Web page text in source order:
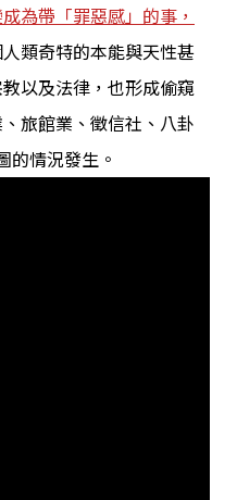
為帶「罪惡感」的事，
人類奇特的本能與天性甚
以及法律，也形成偷窺
旅館業、徵信社、八卦
情況發生。